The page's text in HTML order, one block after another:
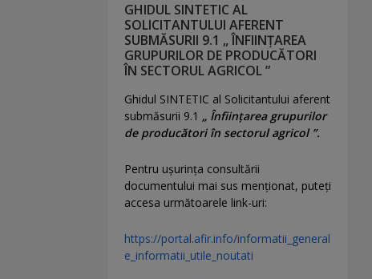
GHIDUL SINTETIC AL
SOLICITANTULUI AFERENT
SUBMĂSURII 9.1 „ ÎNFIINȚAREA
GRUPURILOR DE PRODUCĂTORI
ÎN SECTORUL AGRICOL ”
Ghidul SINTETIC al Solicitantului aferent
submăsurii 9.1 „ Înființarea grupurilor
de producători în sectorul agricol ”.
Pentru uşurinţa consultării
documentului mai sus menţionat, puteţi
accesa următoarele link-uri:
https://portal.afir.info/informatii_general
e_informatii_utile_noutati